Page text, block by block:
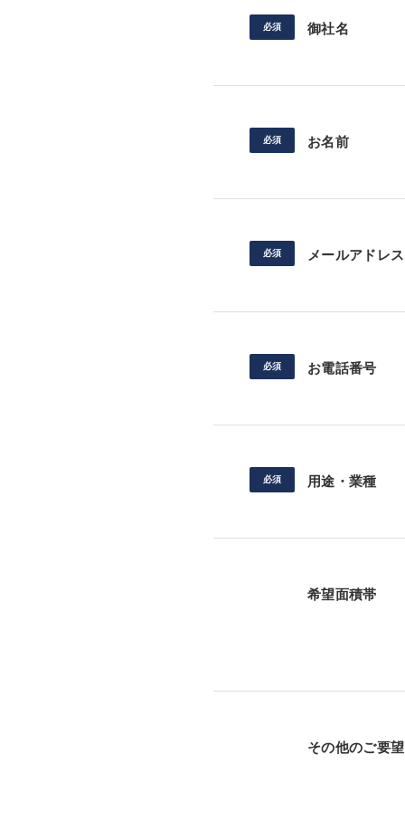
御社名
お名前
メールアドレス
お電話番号
用途・業種
希望面積帯
その他のご要望